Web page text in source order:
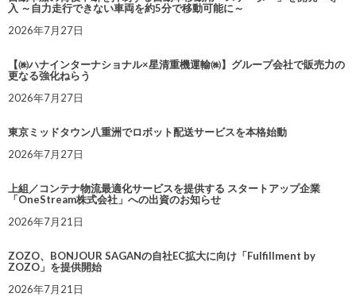
入 ～自力走行できない車両を約5分で移動可能に～
2026年7月27日
【㈱ハナインターナショナル×星清重機運輸㈱】グループ会社で販売力の
更なる強化ねらう
2026年7月27日
東京ミッドタウン八重洲でロボット配送サービスを本格始動
2026年7月27日
上組／コンテナ物流最適化サービスを提供する スタートアップ企業
「OneStream株式会社」への出資のお知らせ
2026年7月21日
ZOZO、BONJOUR SAGANの自社EC拡大に向け「Fulfillment by
ZOZO」を提供開始
2026年7月21日